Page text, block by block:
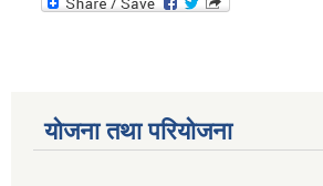
योजना तथा परियोजना